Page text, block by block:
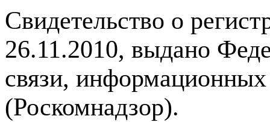
Свидетельство о
26.11.2010, выдано
связи,
(Роскомнадзор).